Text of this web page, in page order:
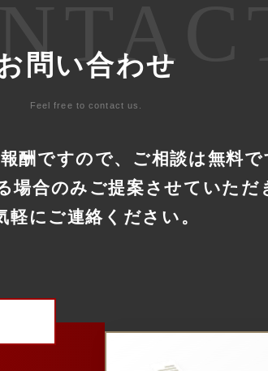
問い合わせ
Feel free to contact us.
酬ですので、 ご相談は無料で
場合のみ ご提案させていただ
軽にご連絡ください。